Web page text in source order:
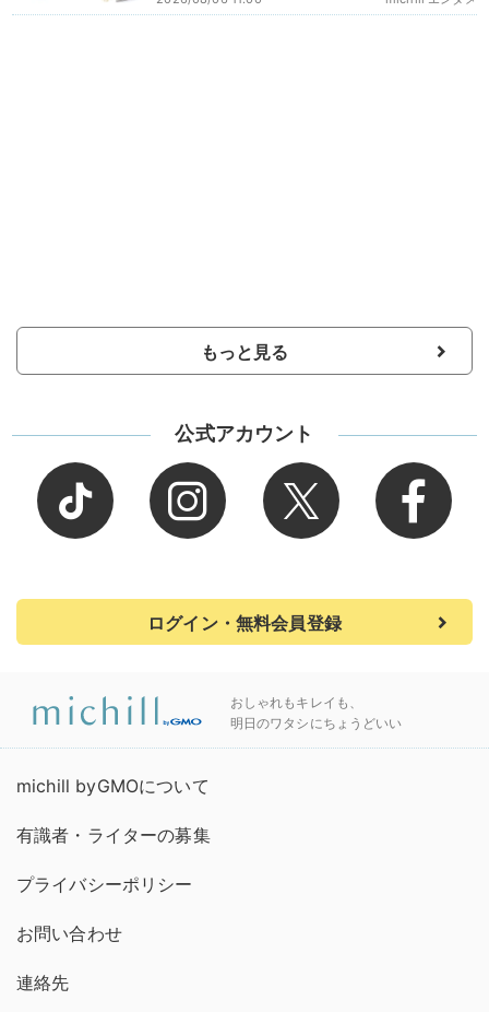
もっと見る
公式アカウント
ログイン・無料会員登録
おしゃれもキレイも、
明日のワタシにちょうどいい
michill byGMOについて
有識者・ライターの募集
プライバシーポリシー
お問い合わせ
連絡先